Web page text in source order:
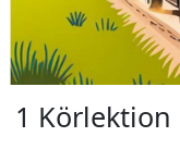
1 Körlektion